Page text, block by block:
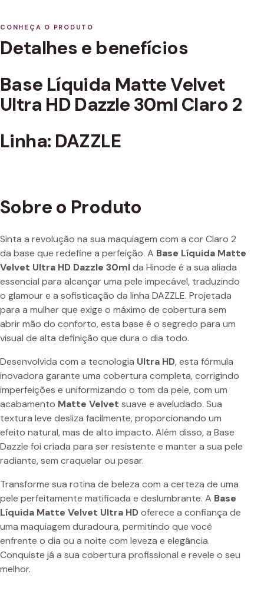
CONHEÇA O PRODUTO
Detalhes e benefícios
Base Líquida Matte Velvet
Ultra HD Dazzle 30ml Claro 2
Linha: DAZZLE
Sobre o Produto
Sinta a revolução na sua maquiagem com a cor Claro 2
da base que redefine a perfeição. A Base Líquida Matte
Velvet Ultra HD Dazzle 30mlda Hinode é a sua aliada
essencial para alcançar uma pele impecável, traduzindo
o glamour e a sofisticação da linha DAZZLE. Projetada
para a mulher que exige o máximo de cobertura sem
abrir mão do conforto, esta base é o segredo para um
visual de alta definição que dura o dia todo.
Desenvolvida com a tecnologia Ultra HD, esta fórmula
inovadora garante uma cobertura completa, corrigindo
imperfeições e uniformizando o tom da pele, com um
acabamento Matte Velvet suave e aveludado. Sua
textura leve desliza facilmente, proporcionando um
efeito natural, mas de alto impacto. Além disso, a Base
Dazzle foi criada para ser resistente e manter a sua pele
radiante, sem craquelar ou pesar.
Transforme sua rotina de beleza com a certeza de uma
pele perfeitamente matificada e deslumbrante. A Base
Líquida Matte Velvet Ultra HDoferece a confiança de
uma maquiagem duradoura, permitindo que você
enfrente o dia ou a noite com leveza e elegância.
Conquiste já a sua cobertura profissional e revele o seu
melhor.